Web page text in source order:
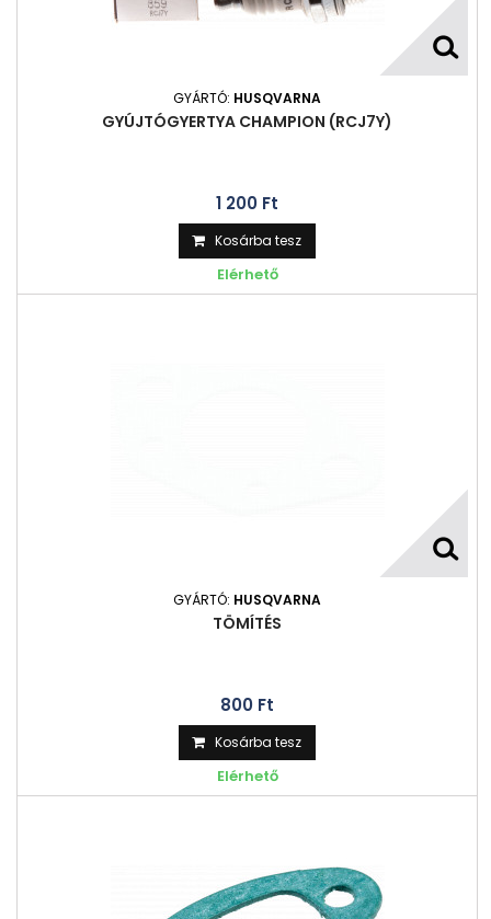
GYÁRTÓ: HUSQVARNA
GYÚJTÓGYERTYA CHAMPION (RCJ7Y)
1 200 Ft‎
Kosárba tesz
Elérhető
GYÁRTÓ: HUSQVARNA
TÖMÍTÉS
800 Ft‎
Kosárba tesz
Elérhető